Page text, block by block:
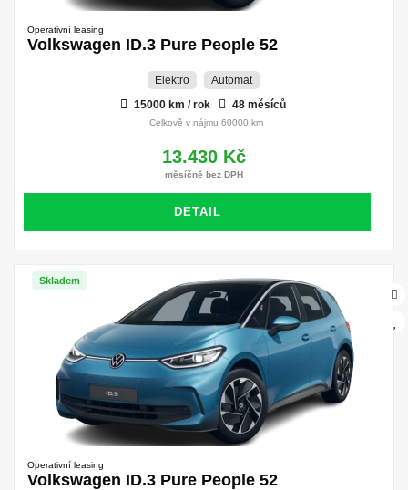
Operativní leasing
Volkswagen ID.3 Pure People 52
Elektro
Automat
15000 km / rok
48 měsíců
Celkově v nájmu 60000 km
13.430 Kč
měsíčně bez DPH
DETAIL
Skladem
Operativní leasing
Volkswagen ID.3 Pure People 52